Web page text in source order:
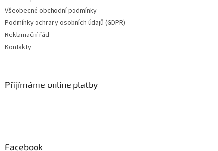
Všeobecné obchodní podmínky
Podmínky ochrany osobních údajů (GDPR)
Reklamační řád
Kontakty
Přijímáme online platby
Facebook